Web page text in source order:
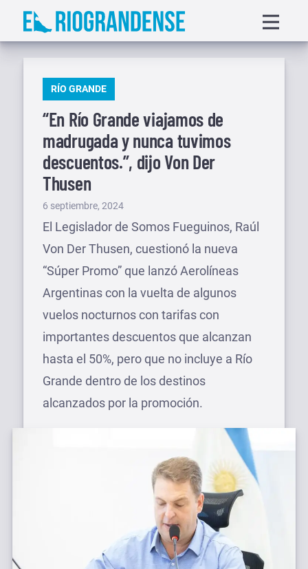
Saltar
menu
PUBLICADO
RÍO GRANDE
“En Río Grande viajamos de
madrugada y nunca tuvimos
descuentos.”, dijo Von Der
Thusen
Publicado
el
6 septiembre, 2024
El Legislador de Somos Fueguinos, Raúl
Von Der Thusen, cuestionó la nueva
“Súper Promo” que lanzó Aerolíneas
Argentinas con la vuelta de algunos
vuelos nocturnos con tarifas con
importantes descuentos que alcanzan
hasta el 50%, pero que no incluye a Río
Grande dentro de los destinos
alcanzados por la promoción.